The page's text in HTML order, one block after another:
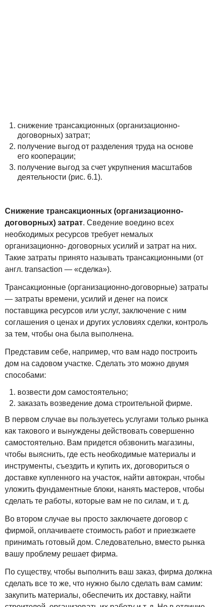
снижение трансакционных (организационно-
договорных) затрат;
получение выгод от разделения труда на основе
его кооперации;
получение выгод за счет укрупнения масштабов
деятельности (рис. 6.1).
Снижение трансакционных (организационно-
договорных) затрат. Сведение воедино всех
необходимых ресурсов требует немалых
организационно- договорных усилий и затрат на них.
Такие затраты принято называть трансакционными (от
англ. transaction — «сделка»).
Трансакционные (организационно-договорные) затраты
— затраты времени, усилий и денег на поиск
поставщика ресурсов или услуг, заключение с ним
соглашения о ценах и других условиях сделки, контроль
за тем, чтобы она была выполнена.
Представим себе, например, что вам надо построить
дом на садовом участке. Сделать это можно двумя
способами:
возвести дом самостоятельно;
заказать возведение дома строительной фирме.
В первом случае вы пользуетесь услугами только рынка
как такового и вынуждены действовать совершенно
самостоятельно. Вам придется обзвонить магазины,
чтобы выяснить, где есть необходимые материалы и
инструменты, съездить и купить их, договориться о
доставке купленного на участок, найти автокран, чтобы
уложить фундаментные блоки, нанять мастеров, чтобы
сделать те работы, которые вам не по силам, и т. д.
Во втором случае вы просто заключаете договор с
фирмой, оплачиваете стоимость работ и приезжаете
принимать готовый дом. Следовательно, вместо рынка
вашу проблему решает фирма.
По существу, чтобы выполнить ваш заказ, фирма должна
сделать все то же, что нужно было сделать вам самим:
закупить материалы, обеспечить их доставку, найти